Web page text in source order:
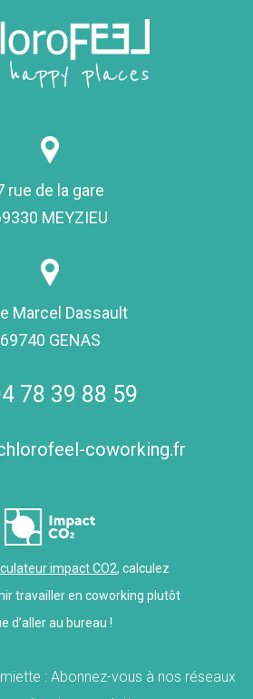
rue de la gare
MEYZIEU
Marcel Dassault
69740 GENAS
78 39 88 59
coworking.fr
impact CO2, calculez
travailler en coworking plutôt
d’aller au bureau !
: Abonnez-vous à nos réseaux